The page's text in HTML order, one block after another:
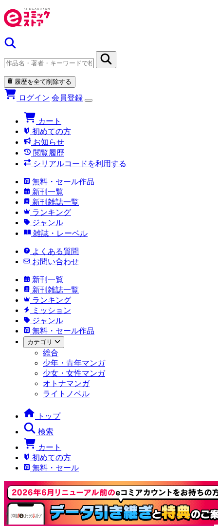
履歴を全て削除する
ログイン 会員登録
カート
初めての方
お知らせ
閲覧履歴
シリアルコードを利用する
無料・セール作品
新刊一覧
新刊雑誌一覧
ランキング
ジャンル
雑誌・レーベル
よくある質問
お問い合わせ
新刊一覧
新刊雑誌一覧
ランキング
ミッション
ジャンル
無料・セール作品
カテゴリ
総合
少年・青年マンガ
少女・女性マンガ
オトナマンガ
ライトノベル
トップ
検索
カート
初めての方
無料・セール